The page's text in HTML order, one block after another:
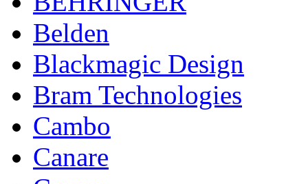
Belden
Blackmagic Design
Bram Technologies
Cambo
Canare